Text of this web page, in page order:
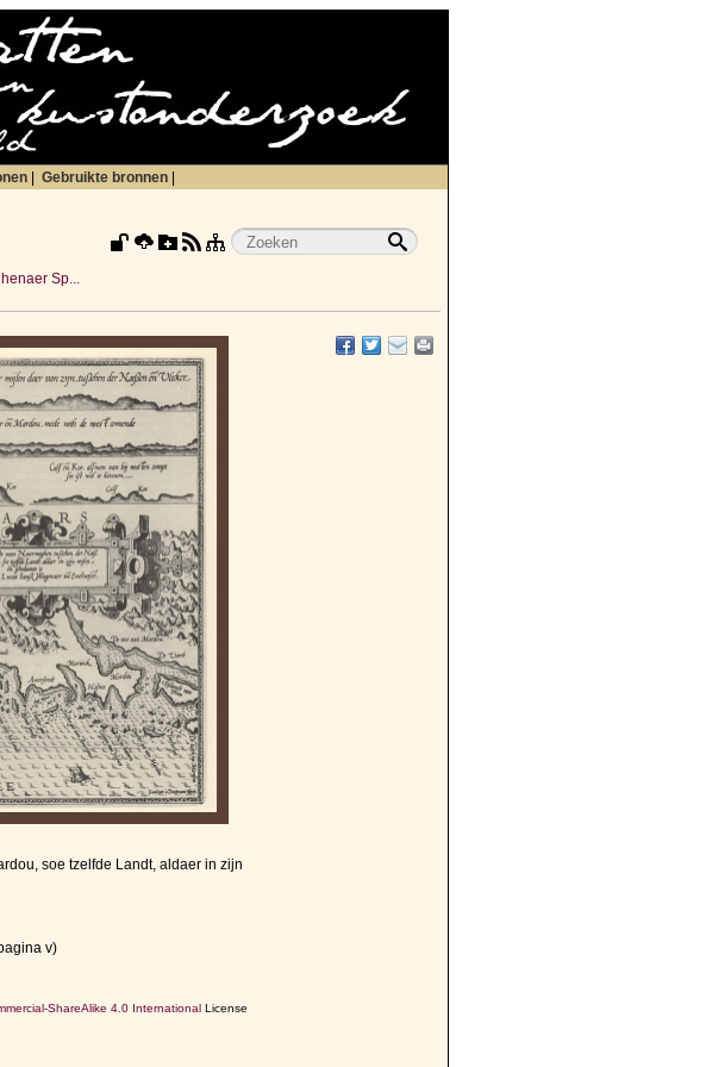
Gebruikte bronnen
Sp...
soe tzelfde Landt, aldaer in zijn
v)
ShareAlike 4.0 International License